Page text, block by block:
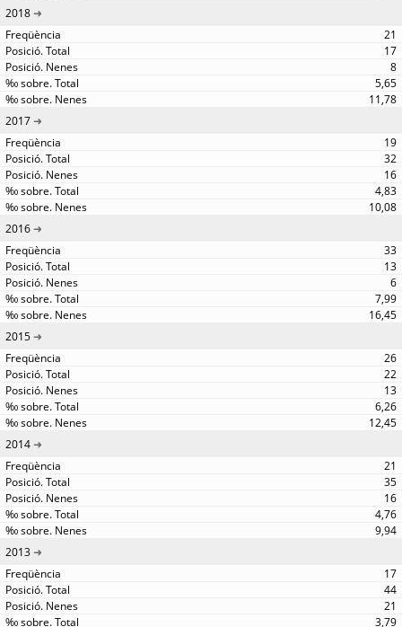
2018
21
17
8
5,65
11,78
2017
19
32
16
4,83
10,08
2016
33
13
6
7,99
16,45
2015
26
22
13
6,26
12,45
2014
21
35
16
4,76
9,94
2013
17
44
21
3,79